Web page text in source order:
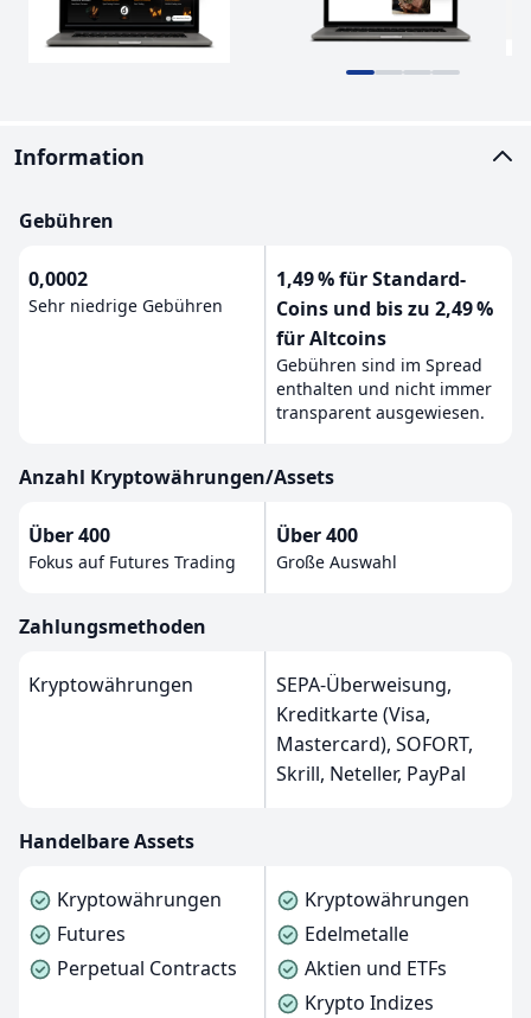
Information
Gebühren
0,0002
Sehr niedrige Gebühren
1,49 % für Standard-
Coins und bis zu 2,49 %
für Altcoins
Gebühren sind im Spread
enthalten und nicht immer
transparent ausgewiesen.
Anzahl Kryptowährungen/Assets
Über 400
Fokus auf Futures Trading
Über 400
Große Auswahl
Zahlungsmethoden
Kryptowährungen
SEPA-Überweisung,
Kreditkarte (Visa,
Mastercard), SOFORT,
Skrill, Neteller, PayPal
Handelbare Assets
Kryptowährungen
Futures
Perpetual Contracts
Kryptowährungen
Edelmetalle
Aktien und ETFs
Krypto Indizes